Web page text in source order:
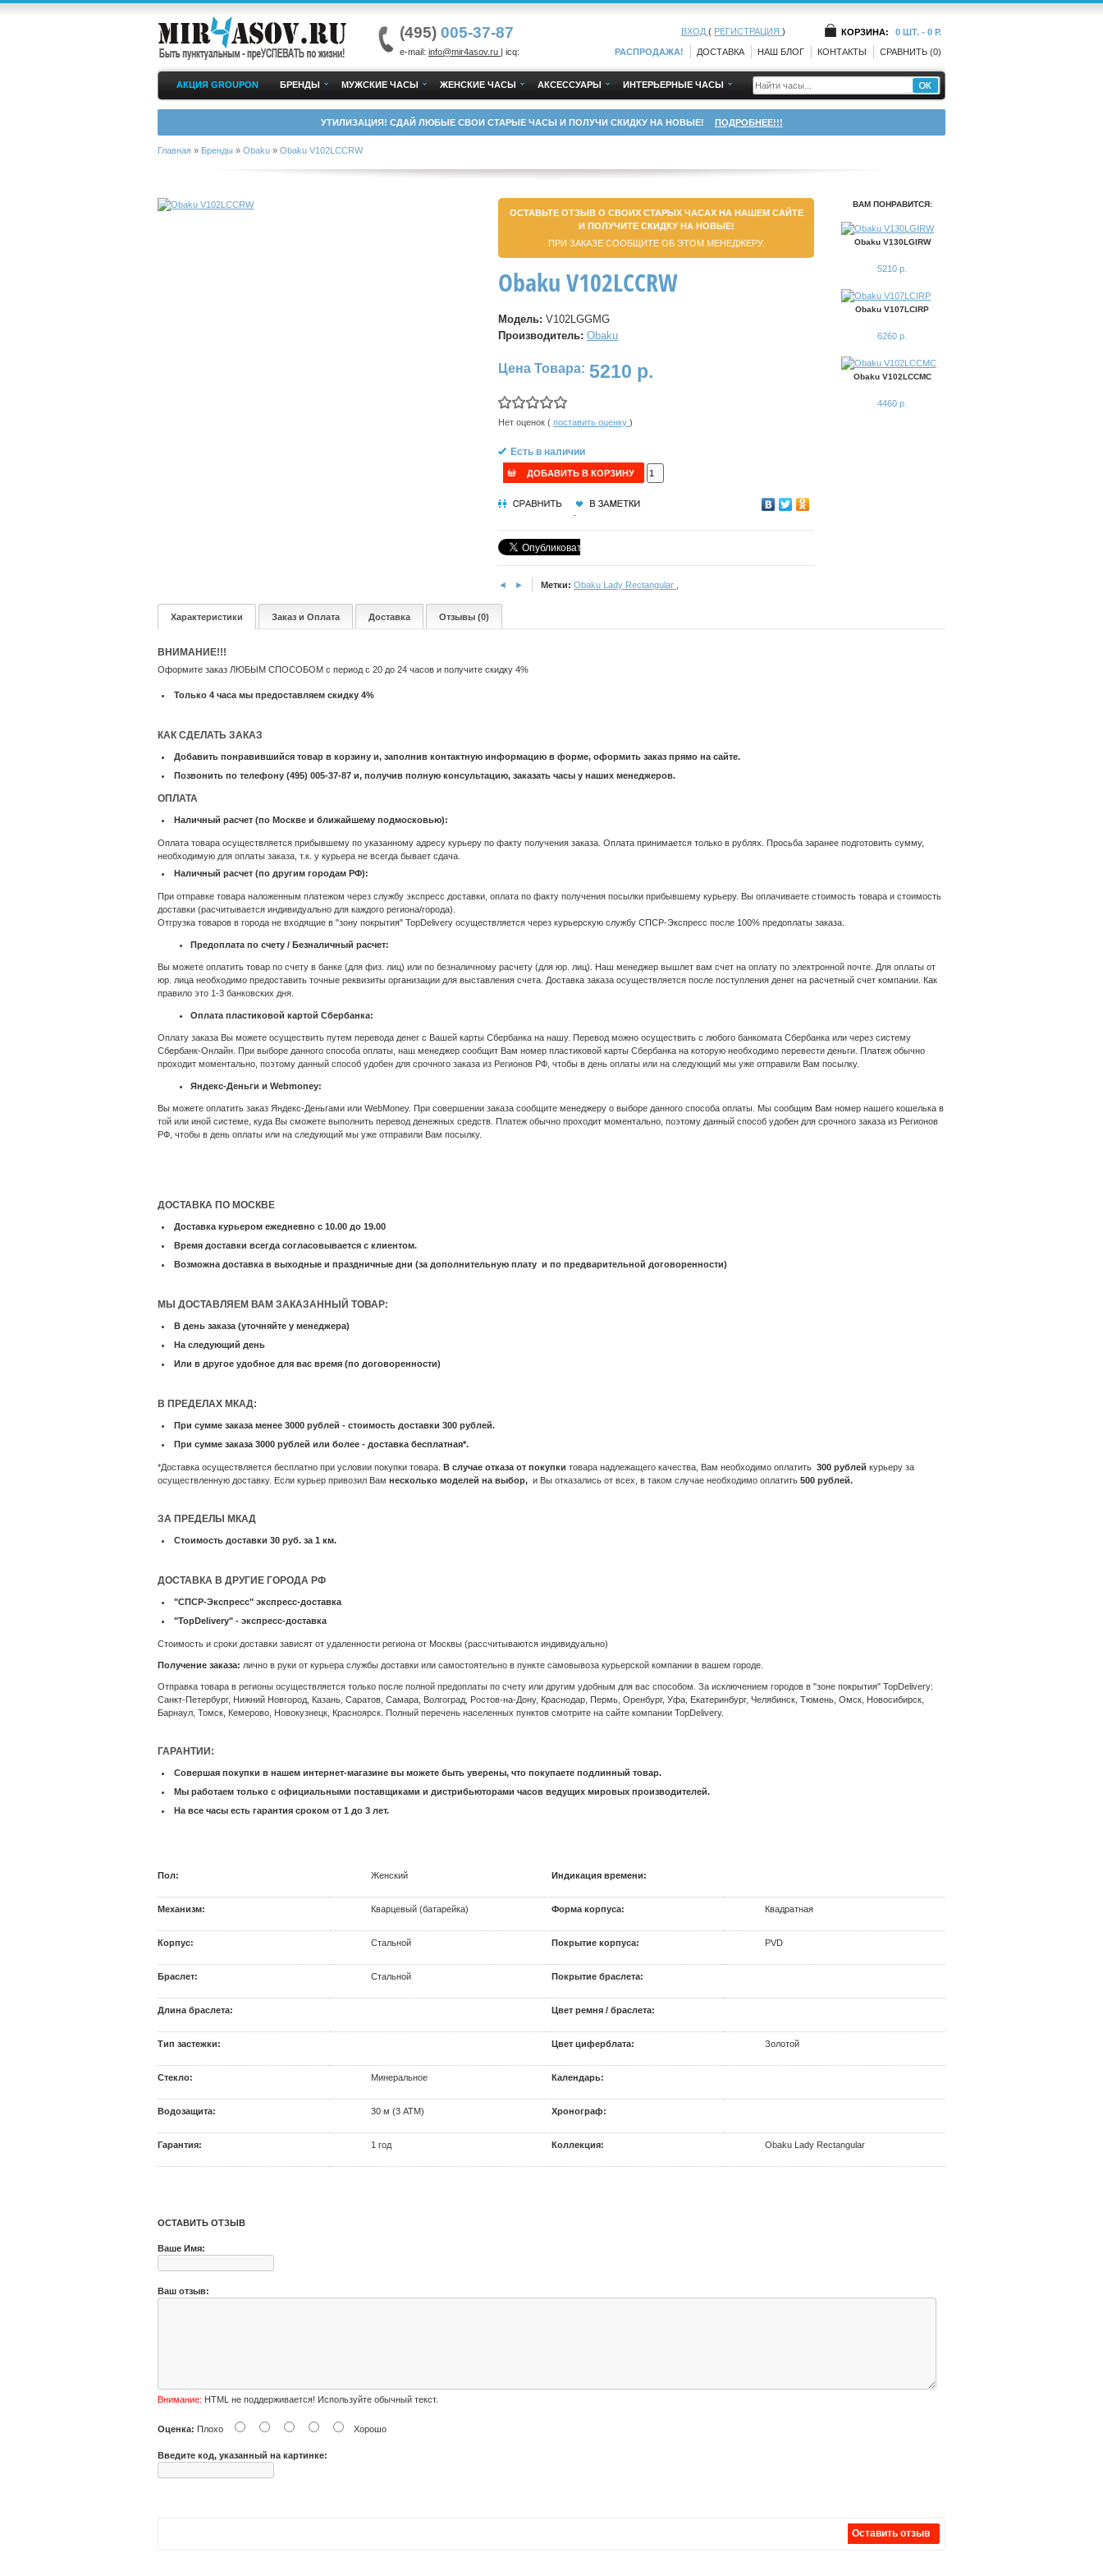
(495) 005-37-87
e-mail: info@mir4asov.ru | icq:
КОРЗИНА: 0 ШТ. - 0 Р.
ВХОД ( РЕГИСТРАЦИЯ )
РАСПРОДАЖА! ДОСТАВКА НАШ БЛОГ КОНТАКТЫ СРАВНИТЬ (0)
АКЦИЯ GROUPON БРЕНДЫ МУЖСКИЕ ЧАСЫ ЖЕНСКИЕ ЧАСЫ АКСЕССУАРЫ ИНТЕРЬЕРНЫЕ ЧАСЫ
УТИЛИЗАЦИЯ! СДАЙ ЛЮБЫЕ СВОИ СТАРЫЕ ЧАСЫ И ПОЛУЧИ СКИДКУ НА НОВЫЕ! ПОДРОБНЕЕ!!!
Главная » Бренды » Obaku » Obaku V102LCCRW
ОСТАВЬТЕ ОТЗЫВ О СВОИХ СТАРЫХ ЧАСАХ НА НАШЕМ САЙТЕ
И ПОЛУЧИТЕ СКИДКУ НА НОВЫЕ!
ПРИ ЗАКАЗЕ СООБЩИТЕ ОБ ЭТОМ МЕНЕДЖЕРУ.
Obaku V102LCCRW
Модель: V102LGGMG
Производитель: Obaku
Цена Товара: 5210 р.
Нет оценок ( поставить оценку )
Есть в наличии
ДОБАВИТЬ В КОРЗИНУ
◄ ► Метки: Obaku Lady Rectangular
ВАМ ПОНРАВИТСЯ:
Obaku V130LGIRW
5210 р.
Obaku V107LCIRP
6260 р.
Obaku V102LCCMC
4460 р.
Характеристики Заказ и Оплата Доставка Отзывы (0)
ВНИМАНИЕ!!!
Оформите заказ ЛЮБЫМ СПОСОБОМ с период с 20 до 24 часов и получите скидку 4%
Только 4 часа мы предоставляем скидку 4%
КАК СДЕЛАТЬ ЗАКАЗ
Добавить понравившийся товар в корзину и, заполнив контактную информацию в форме, оформить заказ прямо на сайте.
Позвонить по телефону (495) 005-37-87 и, получив полную консультацию, заказать часы у наших менеджеров.
ОПЛАТА
Наличный расчет (по Москве и ближайшему подмосковью):
Оплата товара осуществляется прибывшему по указанному адресу курьеру по факту получения заказа. Оплата принимается только в рублях. Просьба заранее подготовить сумму,
необходимую для оплаты заказа, т.к. у курьера не всегда бывает сдача.
Наличный расчет (по другим городам РФ):
При отправке товара наложенным платежом через службу экспресс доставки, оплата по факту получения посылки прибывшему курьеру. Вы оплачиваете стоимость товара и стоимость
доставки (расчитывается индивидуально для каждого региона/города).
Отгрузка товаров в города не входящие в "зону покрытия" TopDelivery осуществляется через курьерскую службу СПСР-Экспресс после 100% предоплаты заказа.
Предоплата по счету / Безналичный расчет:
Вы можете оплатить товар по счету в банке (для физ. лиц) или по безналичному расчету (для юр. лиц). Наш менеджер вышлет вам счет на оплату по электронной почте. Для оплаты от
юр. лица необходимо предоставить точные реквизиты организации для выставления счета. Доставка заказа осуществляется после поступления денег на расчетный счет компании. Как
правило это 1-3 банковских дня.
Оплата пластиковой картой Сбербанка:
Оплату заказа Вы можете осуществить путем перевода денег с Вашей карты Сбербанка на нашу. Перевод можно осуществить с любого банкомата Сбербанка или через систему
Сбербанк-Онлайн. При выборе данного способа оплаты, наш менеджер сообщит Вам номер пластиковой карты Сбербанка на которую необходимо перевести деньги. Платеж обычно
проходит моментально, поэтому данный способ удобен для срочного заказа из Регионов РФ, чтобы в день оплаты или на следующий мы уже отправили Вам посылку.
Яндекс-Деньги и Webmoney:
Вы можете оплатить заказ Яндекс-Деньгами или WebMoney. При совершении заказа сообщите менеджеру о выборе данного способа оплаты. Мы сообщим Вам номер нашего кошелька в
той или иной системе, куда Вы сможете выполнить перевод денежных средств. Платеж обычно проходит моментально, поэтому данный способ удобен для срочного заказа из Регионов
РФ, чтобы в день оплаты или на следующий мы уже отправили Вам посылку.
ДОСТАВКА ПО МОСКВЕ
Доставка курьером ежедневно с 10.00 до 19.00
Время доставки всегда согласовывается с клиентом.
Возможна доставка в выходные и праздничные дни (за дополнительную плату и по предварительной договоренности)
МЫ ДОСТАВЛЯЕМ ВАМ ЗАКАЗАННЫЙ ТОВАР:
В день заказа (уточняйте у менеджера)
На следующий день
Или в другое удобное для вас время (по договоренности)
В ПРЕДЕЛАХ МКАД:
При сумме заказа менее 3000 рублей - стоимость доставки 300 рублей.
При сумме заказа 3000 рублей или более - доставка бесплатная*.
*Доставка осуществляется бесплатно при условии покупки товара. В случае отказа от покупки товара надлежащего качества, Вам необходимо оплатить 300 рублей курьеру за
осуществленную доставку. Если курьер привозил Вам несколько моделей на выбор, и Вы отказались от всех, в таком случае необходимо оплатить 500 рублей.
ЗА ПРЕДЕЛЫ МКАД
Cтоимость доставки 30 руб. за 1 км.
ДОСТАВКА В ДРУГИЕ ГОРОДА РФ
"СПСР-Экспресс" экспресс-доставка
"TopDelivery" - экспресс-доставка
Стоимость и сроки доставки зависят от удаленности региона от Москвы (рассчитываются индивидуально)
Получение заказа: лично в руки от курьера службы доставки или самостоятельно в пункте самовывоза курьерской компании в вашем городе.
Отправка товара в регионы осуществляется только после полной предоплаты по счету или другим удобным для вас способом. За исключением городов в "зоне покрытия" TopDelivery:
Санкт-Петербург, Нижний Новгород, Казань, Саратов, Самара, Волгоград, Ростов-на-Дону, Краснодар, Пермь, Оренбург, Уфа, Екатеринбург, Челябинск, Тюмень, Омск, Новосибирск,
Барнаул, Томск, Кемерово, Новокузнецк, Красноярск. Полный перечень населенных пунктов смотрите на сайте компании TopDelivery.
ГАРАНТИИ:
Совершая покупки в нашем интернет-магазине вы можете быть уверены, что покупаете подлинный товар.
Мы работаем только с официальными поставщиками и дистрибьюторами часов ведущих мировых производителей.
На все часы есть гарантия сроком от 1 до 3 лет.
Пол: Женский Индикация времени:
Механизм: Кварцевый (батарейка) Форма корпуса: Квадратная
Корпус: Стальной Покрытие корпуса: PVD
Браслет: Стальной Покрытие браслета:
Длина браслета: Цвет ремня / браслета:
Тип застежки: Цвет циферблата: Золотой
Стекло: Минеральное Календарь:
Водозащита: 30 м (3 АТМ) Хронограф:
Гарантия: 1 год Коллекция: Obaku Lady Rectangular
ОСТАВИТЬ ОТЗЫВ
Ваше Имя:
Ваш отзыв:
Внимание: HTML не поддерживается! Используйте обычный текст.
Оценка: Плохо Хорошо
Введите код, указанный на картинке:
Оставить отзыв